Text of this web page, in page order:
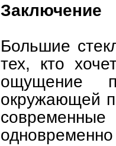
Заключение
Большие
тех, кто
ощущение
окружающей
современные